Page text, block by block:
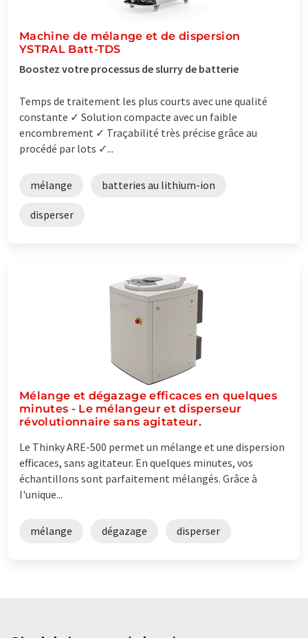
Machine de mélange et de dispersion
YSTRAL Batt-TDS
Boostez votre processus de slurry de batterie
Temps de traitement les plus courts avec une qualité
constante ✓ Solution compacte avec un faible
encombrement ✓ Traçabilité très précise grâce au
procédé par lots ✓...
mélange batteries au lithium-ion
disperser
Mélange et dégazage efficaces en quelques
minutes - Le mélangeur et disperseur
révolutionnaire sans agitateur.
Le Thinky ARE-500 permet un mélange et une dispersion
efficaces, sans agitateur. En quelques minutes, vos
échantillons sont parfaitement mélangés. Grâce à
l'unique...
mélange dégazage disperser